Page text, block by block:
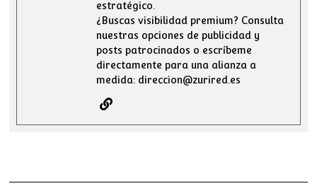
estratégico.
¿Buscas visibilidad premium? Consulta
nuestras opciones de publicidad y
posts patrocinados o escríbeme
directamente para una alianza a
medida: direccion@zurired.es